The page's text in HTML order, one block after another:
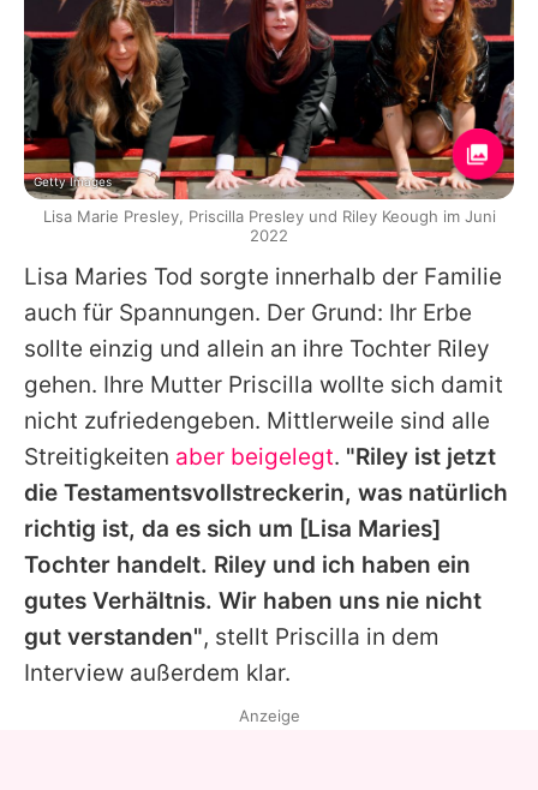
Lisa Maries Tod sorgte innerhalb der Familie
auch für Spannungen. Der Grund: Ihr Erbe
sollte einzig und allein an ihre Tochter Riley
gehen. Ihre Mutter Priscilla wollte sich damit
nicht zufriedengeben. Mittlerweile sind alle
Streitigkeiten aber beigelegt. "Riley ist jetzt
die Testamentsvollstreckerin, was natürlich
richtig ist, da es sich um [Lisa Maries]
Tochter handelt. Riley und ich haben ein
gutes Verhältnis. Wir haben uns nie nicht
gut verstanden", stellt Priscilla in dem
Interview außerdem klar.
Getty Images
Lisa Marie Presley, Priscilla Presley und Riley Keough im Juni
2022
Anzeige